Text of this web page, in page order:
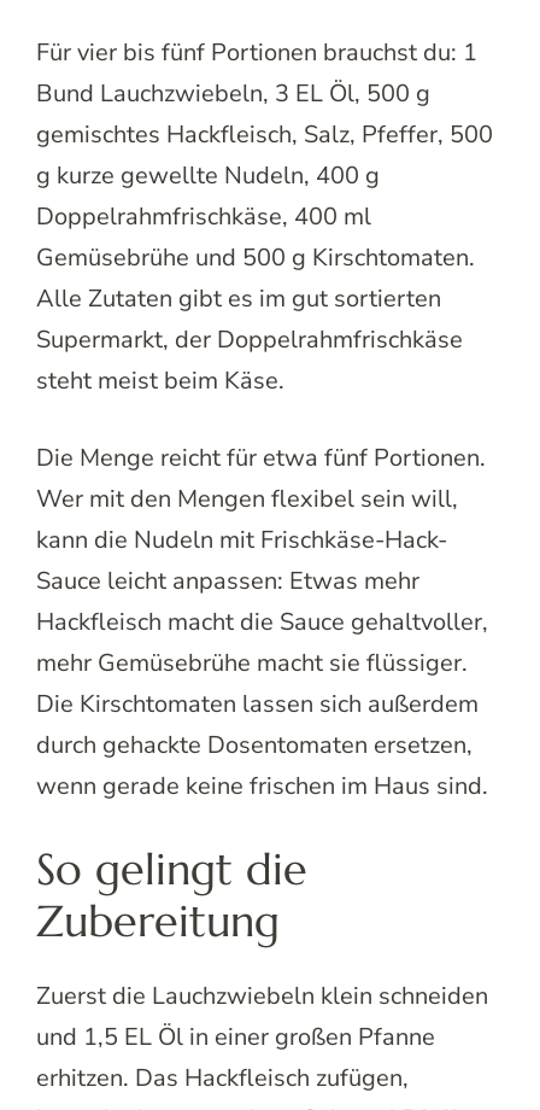
Für vier bis fünf Portionen brauchst du: 1
Bund Lauchzwiebeln, 3 EL Öl, 500 g
gemischtes Hackfleisch, Salz, Pfeffer, 500
g kurze gewellte Nudeln, 400 g
Doppelrahmfrischkäse, 400 ml
Gemüsebrühe und 500 g Kirschtomaten.
Alle Zutaten gibt es im gut sortierten
Supermarkt, der Doppelrahmfrischkäse
steht meist beim Käse.
Die Menge reicht für etwa fünf Portionen.
Wer mit den Mengen flexibel sein will,
kann die Nudeln mit Frischkäse-Hack-
Sauce leicht anpassen: Etwas mehr
Hackfleisch macht die Sauce gehaltvoller,
mehr Gemüsebrühe macht sie flüssiger.
Die Kirschtomaten lassen sich außerdem
durch gehackte Dosentomaten ersetzen,
wenn gerade keine frischen im Haus sind.
So gelingt die
Zubereitung
Zuerst die Lauchzwiebeln klein schneiden
und 1,5 EL Öl in einer großen Pfanne
erhitzen. Das Hackfleisch zufügen,